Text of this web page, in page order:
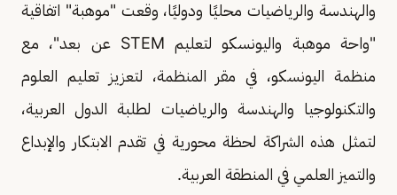
والهندسة والرياضيات محليًا ودوليًا، وقعت "موهبة" اتفاقية
"واحة موهبة واليونسكو لتعليم STEM عن بعد"، مع
منظمة اليونسكو، في مقر المنظمة، لتعزيز تعليم العلوم
والتكنولوجيا والهندسة والرياضيات لطلبة الدول العربية،
لتمثل هذه الشراكة لحظة محورية في تقدم الابتكار والإبداع
والتميز العلمي في المنطقة العربية.